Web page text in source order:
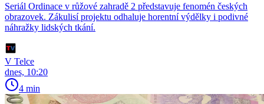
Seriál Ordinace v růžové zahradě 2 představuje fenomén českých
obrazovek. Zákulisí projektu odhaluje horentní výdělky i podivné
náhražky lidských tkání.
V Telce
dnes, 10:20
4 min